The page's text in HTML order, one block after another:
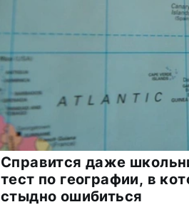
Справится даже
тест по географии, в
стыдно ошибиться